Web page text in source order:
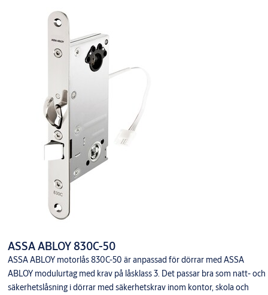
ASSA ABLOY 830C-50
ASSA ABLOY motorlås 830C-50 är anpassad för dörrar med ASSA
ABLOY modulurtag med krav på låsklass 3. Det passar bra som natt- och
säkerhetslåsning i dörrar med säkerhetskrav inom kontor, skola och